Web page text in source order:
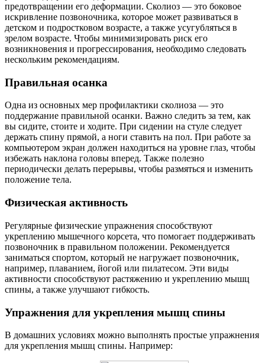
предотвращении его деформации. Сколиоз — это боковое
искривление позвоночника, которое может развиваться в
детском и подростковом возрасте, а также усугубляться в
зрелом возрасте. Чтобы минимизировать риск его
возникновения и прогрессирования, необходимо следовать
нескольким рекомендациям.
Правильная осанка
Одна из основных мер профилактики сколиоза — это
поддержание правильной осанки. Важно следить за тем, как
вы сидите, стоите и ходите. При сидении на стуле следует
держать спину прямой, а ноги ставить на пол. При работе за
компьютером экран должен находиться на уровне глаз, чтобы
избежать наклона головы вперед. Также полезно
периодически делать перерывы, чтобы размяться и изменить
положение тела.
Физическая активность
Регулярные физические упражнения способствуют
укреплению мышечного корсета, что помогает поддерживать
позвоночник в правильном положении. Рекомендуется
заниматься спортом, который не нагружает позвоночник,
например, плаванием, йогой или пилатесом. Эти виды
активности способствуют растяжению и укреплению мышц
спины, а также улучшают гибкость.
Упражнения для укрепления мышц спины
В домашних условиях можно выполнять простые упражнения
для укрепления мышц спины. Например: